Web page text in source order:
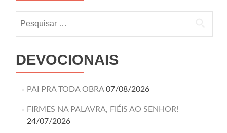
DEVOCIONAIS
PAI PRA TODA OBRA 07/08/2026
FIRMES NA PALAVRA, FIÉIS AO SENHOR!
24/07/2026